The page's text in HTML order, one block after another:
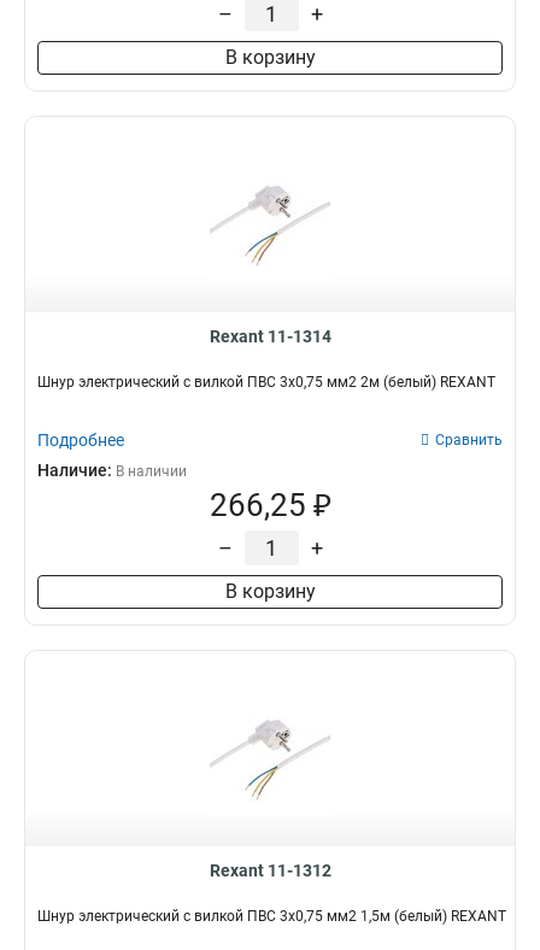
– +
В корзину
Rexant 11-1314
Шнур электрический с вилкой ПВС 3х0,75 мм2 2м (белый) REXANT
Подробнее Сравнить
Наличие: В наличии
266,25 ₽
– +
В корзину
Rexant 11-1312
Шнур электрический с вилкой ПВС 3х0,75 мм2 1,5м (белый) REXANT